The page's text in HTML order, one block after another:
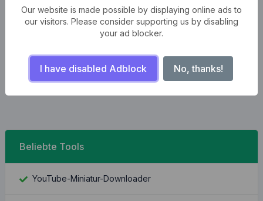
semper odio mattis. Aliquam sit amet sapien libero. Sed
facilisis bibendum enim.
Beliebte Tools
YouTube-Miniatur-Downloader
Our website is made possible by displaying online ads to
our visitors. Please consider supporting us by disabling
your ad blocker.
I have disabled Adblock No, thanks!